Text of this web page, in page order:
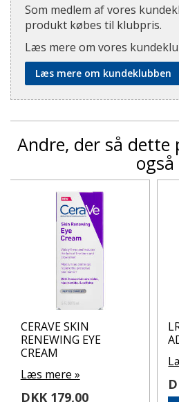
Som medlem af vores
produkt købes til klubpris.
Læs mere om vores
Læs mere om kundeklubben
Andre, der så
også
CERAVE SKIN
RENEWING EYE
CREAM
Læs mere »
DKK 179,00